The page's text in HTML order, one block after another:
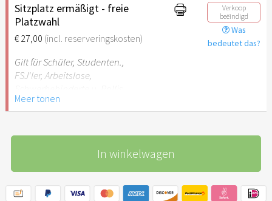
Sitzplatz ermäßigt - freie
Platzwahl
€ 27,00 (incl. reserveringskosten)
Verkoop
beëindigd
Was
bedeutet das?
Gilt für Schüler, Studenten.,
FSJ'ler, Arbeitslose,
Begleitperson frei
Meer tonen
In winkelwagen